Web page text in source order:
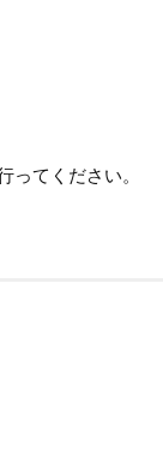
てください。